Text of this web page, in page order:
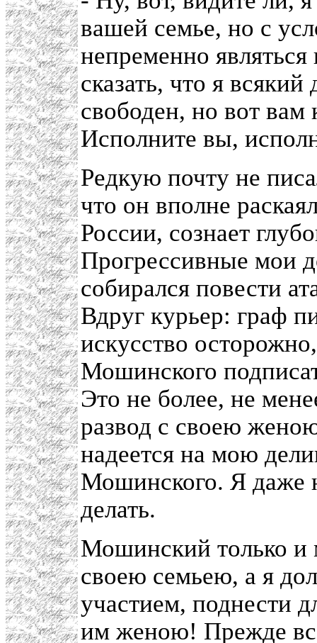
вашей семье, но с
непременно
сказать, что я
свободен, но вот вам
Исполните вы,
Редкую почту не
что он вполне
России, сознает
Прогрессивные мои
собирался повести
Вдруг курьер: граф
искусство
Мошинского
Это не более, не
развод с своею
надеется на мою
Мошинского. Я даже
делать.
Мошинский только и
своею семьею, а я
участием, поднести
им женою! Прежде